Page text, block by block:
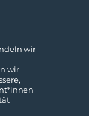
wir
wir